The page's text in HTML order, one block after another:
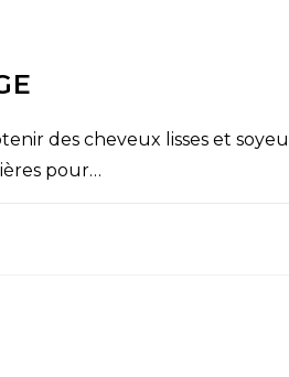
des cheveux lisses et
pour…